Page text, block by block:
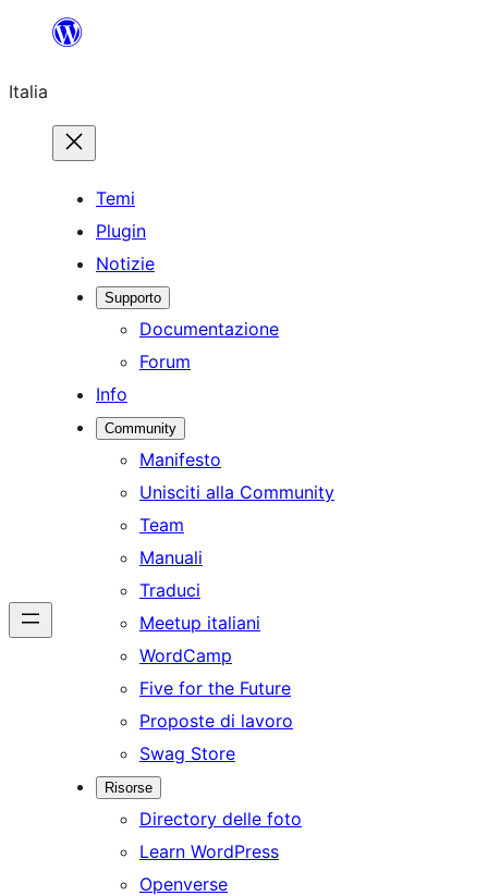
contenuto
Italia
Temi
Plugin
Notizie
Supporto
Documentazione
Forum
Info
Community
Manifesto
Unisciti alla Community
Team
Manuali
Traduci
Meetup italiani
WordCamp
Five for the Future
Proposte di lavoro
Swag Store
Risorse
Directory delle foto
Learn WordPress
Openverse